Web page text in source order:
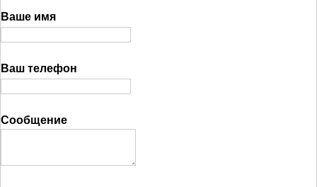
Ваше имя
Ваш телефон
Сообщение